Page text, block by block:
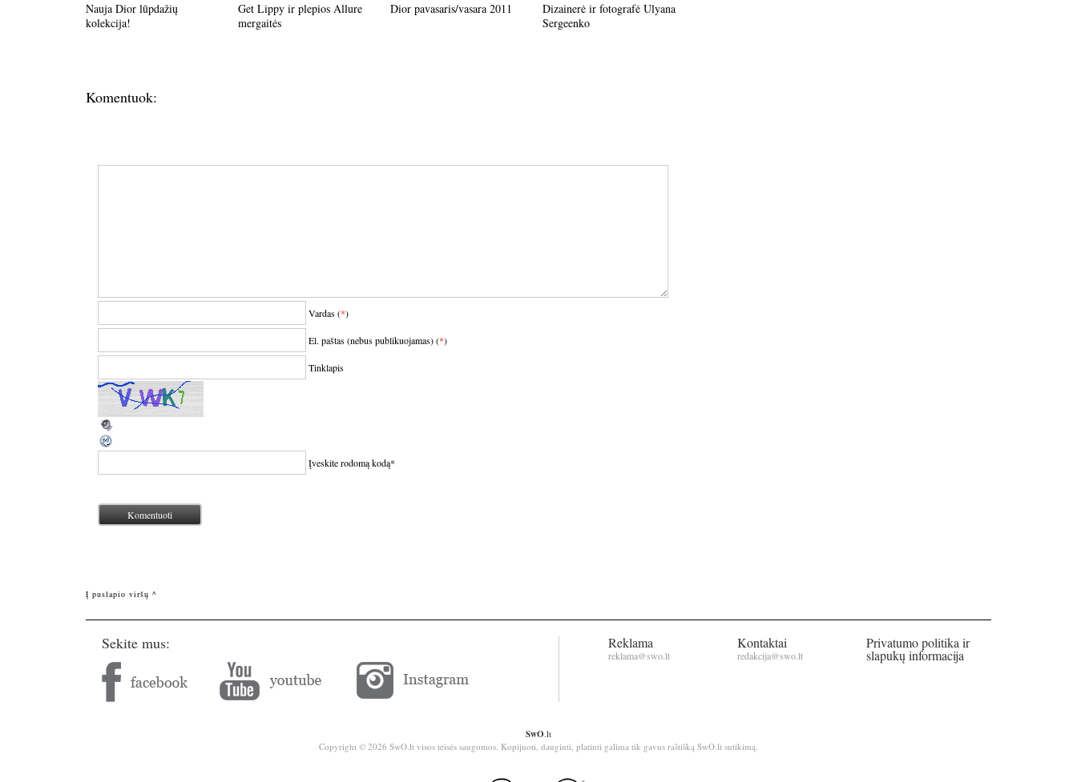
Nauja Dior lūpdažių
kolekcija!
Get Lippy ir plepios Allure
mergaitės
Dior pavasaris/vasara 2011
Dizainerė ir fotografė Ulyana
Sergeenko
Komentuok:
Vardas (*)
El. paštas (nebus publikuojamas) (*)
Tinklapis
Įveskite rodomą kodą*
Į puslapio viršų ^
Sekite mus: Reklama
reklama@swo.lt
Kontaktai
redakcija@swo.lt
Privatumo politika ir
slapukų informacija
SwO.lt
Copyright © 2026 SwO.lt visos teisės saugomos. Kopijuoti, dauginti, platinti galima tik gavus raštišką SwO.lt sutikimą.